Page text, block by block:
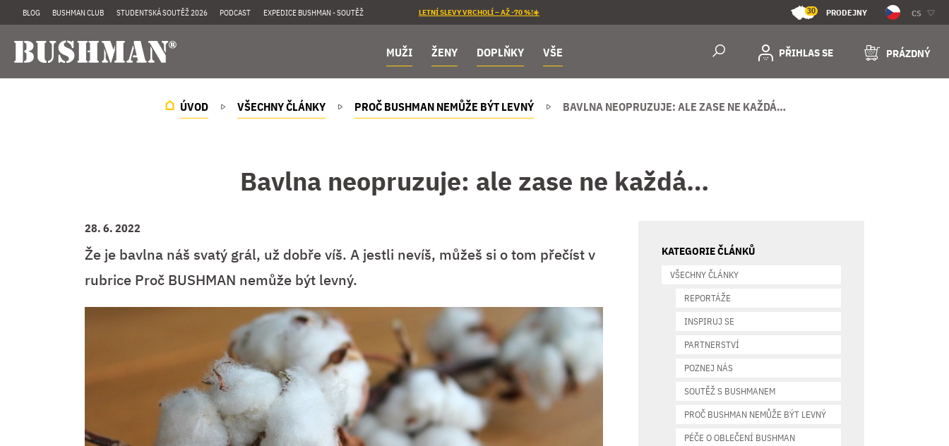
BLOG BUSHMAN CLUB STUDENTSKÁ SOUTĚŽ 2026 PODCAST EXPEDICE BUSHMAN - SOUTĚŽ LETNÍ SLEVY VRCHOLÍ – AŽ -70 %!☀️ 30 PRODEJNY CS
MUŽI ŽENY DOPLŇKY VŠE PŘIHLAS SE PRÁZDNÝ
ÚVOD VŠECHNY ČLÁNKY PROČ BUSHMAN NEMŮŽE BÝT LEVNÝ BAVLNA NEOPRUZUJE: ALE ZASE NE KAŽDÁ…
Bavlna neopruzuje: ale zase ne každá…
28. 6. 2022
Že je bavlna náš svatý grál, už dobře víš. A jestli nevíš, můžeš si o tom přečíst v
rubrice Proč BUSHMAN nemůže být levný.
KATEGORIE ČLÁNKŮ
VŠECHNY ČLÁNKY
REPORTÁŽE
INSPIRUJ SE
PARTNERSTVÍ
POZNEJ NÁS
SOUTĚŽ S BUSHMANEM
PROČ BUSHMAN NEMŮŽE BÝT LEVNÝ
PÉČE O OBLEČENÍ BUSHMAN